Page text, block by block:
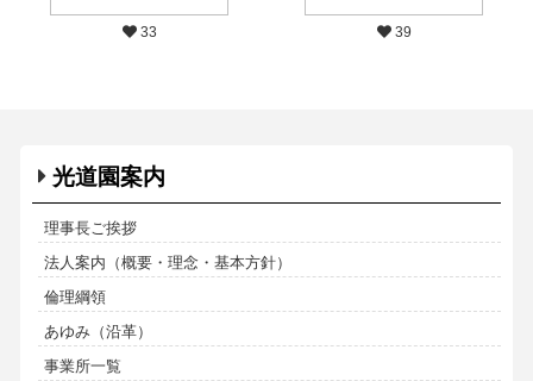
33 39
光道園案内
理事長ご挨拶
法人案内（概要・理念・基本方針）
倫理綱領
あゆみ（沿革）
事業所一覧